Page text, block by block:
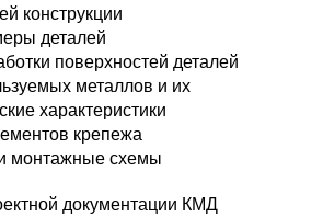
конструкции
деталей
поверхностей деталей
металлов и их
характеристики
крепежа
монтажные схемы
документации КМД